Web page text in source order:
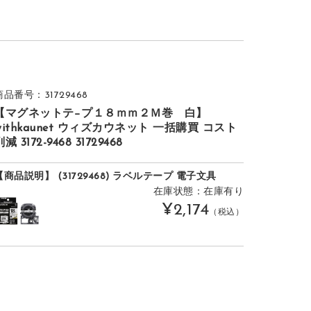
品番号：31729468
マグネットテ−プ１８ｍｍ２Ｍ巻 白】
ウィズカウネット 一括購買 コスト
減 3172-9468 31729468
商品説明】 (31729468) ラベルテープ 電子文具
在庫状態：在庫有り
¥2,174 （税込）